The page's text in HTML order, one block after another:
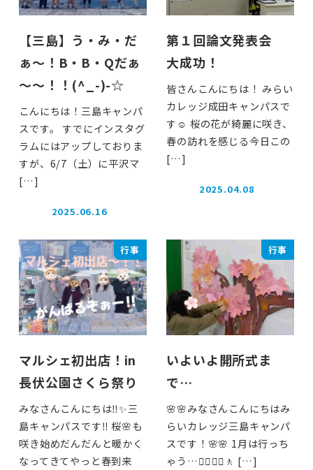
【三島】う・み・だ
ぁ～！B・B・Qだぁ
～～！！(^_-)-☆
こんにちは！三島キャンパ
スです。 すでにインスタグ
ラムにはアップしておりま
すが、6/7（土）に平沢マ
[…]
投稿日
2025.06.16
第１回論文発表会
大成功！
皆さんこんにちは！ みらい
カレッジ成田キャンパスで
す☺ 桜の花が綺麗に咲き、
春の訪れを感じる今日この
[…]
投稿日
2025.04.08
行事
マルシェ初出店！in
長伏公園さくら祭り
みなさんこんにちは‼️✨三
島キャンパスです‼️ 桜🌸も
咲き始めだんだんと暖かく
なってきてやっと春到来
行事
いよいよ開所式ま
で…
🌸🌸みなさんこんにちはみ
らいカレッジ三島キャンパ
スです！🌸🌸 1月は行っち
ゃう…🚶‍♂️🚶‍♂️🚶‍ […]